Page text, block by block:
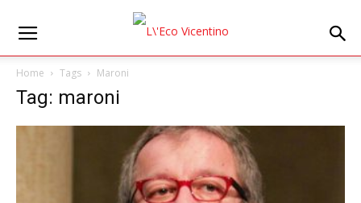
Home Tags Maroni
Tag: maroni